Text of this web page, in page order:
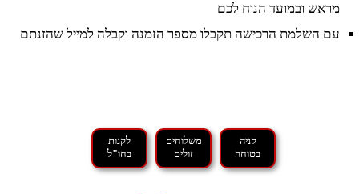
מראש ובמועד הנוח לכם
עם השלמת הרכישה תקבלו מספר הזמנה וקבלה למייל שהזנתם
קניה
בטוחה
משלוחים
זולים
לקנות
בחו"ל